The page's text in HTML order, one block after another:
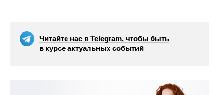
Читайте нас в Telegram, чтобы быть
в курсе актуальных событий